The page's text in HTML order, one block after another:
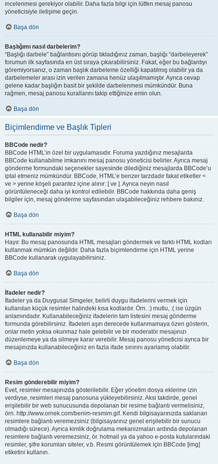
incelenmesi gerekiyor olabilir. Daha fazla bilgi için lütfen mesaj panosu
yöneticisiyle iletişime geçin.
Başa dön
Başlığımı nasıl darbelerim?
“Başlığı darbele” bağlantısını görüp tıkladığınız zaman, başlığı “darbeleyerek”
forumun ilk sayfasında en üst sıraya çıkarabilirsiniz. Fakat, eğer bu bağlantıyı
göremiyorsanız, o zaman başlık darbeleme özelliği kapatılmış olabilir ya da
darbelemeler arası izin verilen zamana henüz ulaşılmamıştır. Ayrıca cevap
gelene kadar başlığın basit bir şekilde darbelenmesi mümkündür. Buna
rağmen, mesaj panosu kurallarını takip ettiğinize emin olun.
Başa dön
Biçimlendirme ve Başlık Tipleri
BBCode nedir?
BBCode HTML’in özel bir uygulamasıdır. Foruma yazdığınız mesajlarda
BBCode kullanabilme imkanını mesaj panosu yöneticisi belirler. Ayrıca mesaj
gönderme formundaki seçenekler sayesinde dilediğiniz mesajlarda BBCode’u
iptal etmeniz mümkündür. BBCode, HTML’e benzer tarzdadır fakat etiketler <
ve > yerine köşeli parantez içine alınır: [ ve ]. Ayrıca neyin nasıl
görüntüleneceği daha iyi kontrol edilebilir. BBCode hakkında daha geniş
bilgiler için, mesaj gönderme sayfasından ulaşabileceğiniz rehbere bakınız.
Başa dön
HTML kullanabilir miyim?
Hayır. Bu mesaj panosunda HTML mesajları göndermek ve farklı HTML kodları
kullanmak mümkün değildir. Daha fazla biçimlendirme için HTML yerine
BBCode kullanarak uygulayabilirsiniz.
Başa dön
İfadeler nedir?
İfadeler ya da Duygusal Simgeler, belirli duygu ifadelerini vermek için
kullanılan küçük resimler halindeki kısa kodlardır. Örn. :) mutlu, :( ise üzgün
anlamındadır. Kullanabileceğiniz ifadelerin tam listesini mesaj gönderme
formunda görebilirsiniz. İfadeleri aşırı derecede kullanmamaya özen gösterin,
onlar metin yoksa okunmaz hale gelebilir ve bir moderatör mesajınızı
düzenlemeye ya da silmeye karar verebilir. Mesaj panosu yöneticisi ayrıca bir
mesajınızda kullanabileceğiniz en fazla ifade sınırını ayarlamış olabilir.
Başa dön
Resim gönderebilir miyim?
Evet, resimler mesajınızda gösterilebilir. Eğer yönetim dosya eklerine izin
verdiyse, resimleri mesaj panosuna yükleyebilirsiniz. Aksi takdirde, genel
erişilebilir bir web sunucusunda depolanan bir resime bağlantı vermelisiniz,
örn. http://www.ornek.com/benim-resmim.gif. Kendi bilgisayarınızda saklanan
resimlere bağlantı veremezsiniz (bilgisayarınız genel erişilebilir bir sunucu
olmadığı sürece). Ayrıca kimlik doğrulama mekanizmaları ardında depolanan
resimlere bağlantı veremezsiniz, ör. hotmail ya da yahoo e-posta kutularındaki
resimler, şifre korumları siteler, v.b. Resmi görüntülemek için BBCode [img]
etiketini kullanın.